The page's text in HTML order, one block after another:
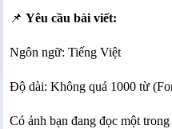
📌 Yêu cầu bài viết:
Ngôn ngữ: Tiếng Việt
Độ dài: Không quá 1000 từ
Có ảnh bạn đang đọc một trong